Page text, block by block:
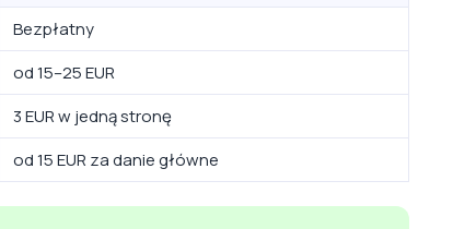
Bezpłatny
od 15–25 EUR
3 EUR w jedną stronę
od 15 EUR za danie główne